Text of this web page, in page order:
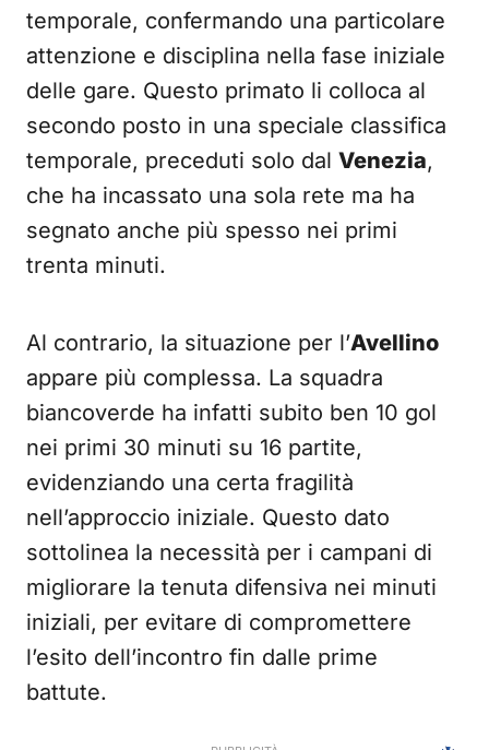
temporale, confermando una particolare
attenzione e disciplina nella fase iniziale
delle gare. Questo primato li colloca al
secondo posto in una speciale classifica
temporale, preceduti solo dal Venezia,
che ha incassato una sola rete ma ha
segnato anche più spesso nei primi
trenta minuti.
Al contrario, la situazione per l’Avellino
appare più complessa. La squadra
biancoverde ha infatti subito ben 10 gol
nei primi 30 minuti su 16 partite,
evidenziando una certa fragilità
nell’approccio iniziale. Questo dato
sottolinea la necessità per i campani di
migliorare la tenuta difensiva nei minuti
iniziali, per evitare di compromettere
l’esito dell’incontro fin dalle prime
battute.